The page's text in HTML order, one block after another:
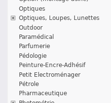
Optiques
Optiques, Loupes, Lunettes
Outdoor
Paramédical
Parfumerie
Pédologie
Peinture-Encre-Adhésif
Petit Electroménager
Pétrole
Pharmaceutique